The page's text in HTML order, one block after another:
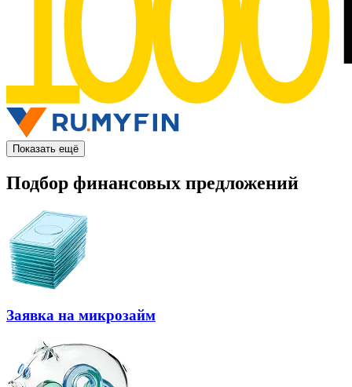
Показать ещё
Подбор финансовых предложений
Заявка на микрозайм